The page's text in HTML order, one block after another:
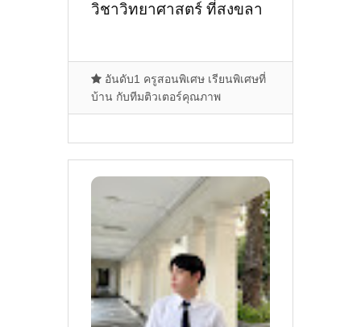
วิชาวิทยาศาสตร์ ที่สงขลา
อันดับ1 ครูสอนพิเศษ เรียนพิเศษที่
บ้าน กับทีมติวเตอร์คุณภาพ